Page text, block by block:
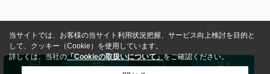
当サイトでは、お客様の当サイト利用状況把握、サービス向上検討を目的と
して、クッキー（Cookie）を使用しています。
詳しくは、当社の「Cookieの取扱いについて」をご確認ください。